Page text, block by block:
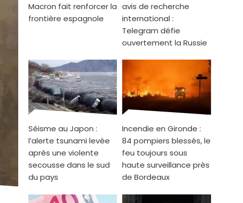
Macron fait renforcer la
frontière espagnole
avis de recherche
international :
Telegram défie
ouvertement la Russie
Séisme au Japon :
l’alerte tsunami levée
après une violente
secousse dans le sud
du pays
Incendie en Gironde :
84 pompiers blessés, le
feu toujours sous
haute surveillance près
de Bordeaux